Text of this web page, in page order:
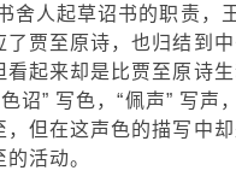
舍人起草诏书的职责，
了贾至原诗，也归结到中
看起来却是比贾至原诗
诏” 写色，“佩声” 写声
，但在这声色的描写中
活动。